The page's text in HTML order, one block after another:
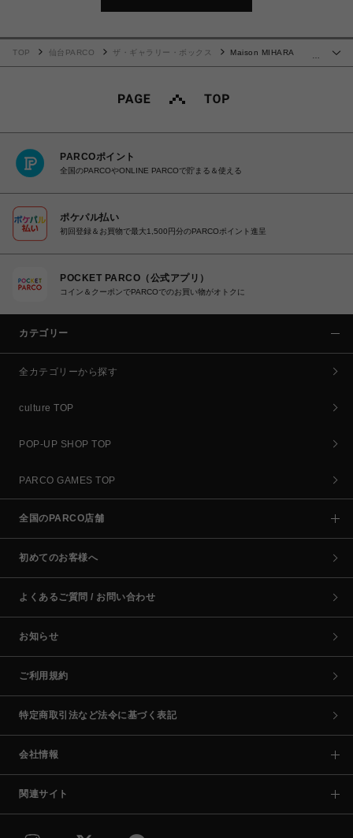
TOP 仙台PARCO ザ・ギャラリー・ボックス
Maison MIHARA
PARCOポイント
全国のPARCOやONLINE PARCOで貯まる＆使える
ポケパル払い
初回登録＆お買物で最大1,500円分のPARCOポイント進呈
POCKET PARCO（公式アプリ）
コイン＆クーポンでPARCOでのお買い物がオトクに
カテゴリー
全カテゴリーから探す
culture TOP
POP-UP SHOP TOP
PARCO GAMES TOP
全国のPARCO店舗
初めてのお客様へ
よくあるご質問 / お問い合わせ
お知らせ
ご利用規約
特定商取引法など法令に基づく表記
会社情報
関連サイト